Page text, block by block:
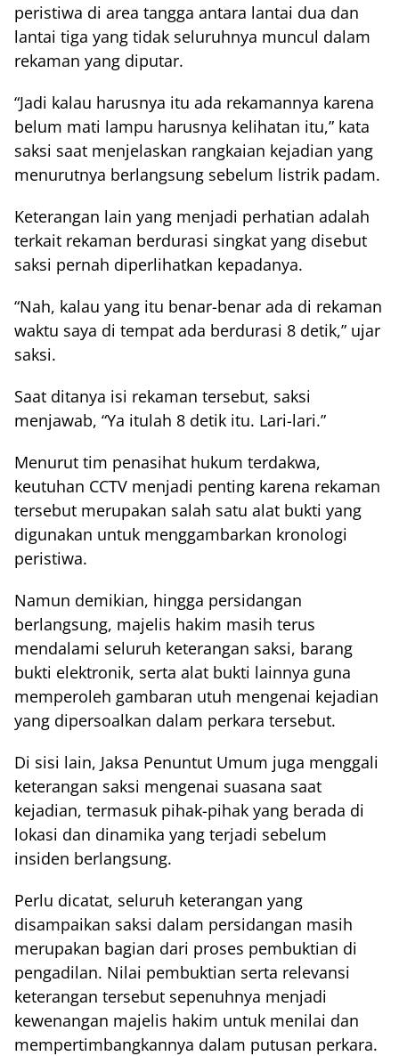
peristiwa di area tangga antara lantai dua dan
lantai tiga yang tidak seluruhnya muncul dalam
rekaman yang diputar.
“Jadi kalau harusnya itu ada rekamannya karena
belum mati lampu harusnya kelihatan itu,” kata
saksi saat menjelaskan rangkaian kejadian yang
menurutnya berlangsung sebelum listrik padam.
Keterangan lain yang menjadi perhatian adalah
terkait rekaman berdurasi singkat yang disebut
saksi pernah diperlihatkan kepadanya.
“Nah, kalau yang itu benar-benar ada di rekaman
waktu saya di tempat ada berdurasi 8 detik,” ujar
saksi.
Saat ditanya isi rekaman tersebut, saksi
menjawab, “Ya itulah 8 detik itu. Lari-lari.”
Menurut tim penasihat hukum terdakwa,
keutuhan CCTV menjadi penting karena rekaman
tersebut merupakan salah satu alat bukti yang
digunakan untuk menggambarkan kronologi
peristiwa.
Namun demikian, hingga persidangan
berlangsung, majelis hakim masih terus
mendalami seluruh keterangan saksi, barang
bukti elektronik, serta alat bukti lainnya guna
memperoleh gambaran utuh mengenai kejadian
yang dipersoalkan dalam perkara tersebut.
Di sisi lain, Jaksa Penuntut Umum juga menggali
keterangan saksi mengenai suasana saat
kejadian, termasuk pihak-pihak yang berada di
lokasi dan dinamika yang terjadi sebelum
insiden berlangsung.
Perlu dicatat, seluruh keterangan yang
disampaikan saksi dalam persidangan masih
merupakan bagian dari proses pembuktian di
pengadilan. Nilai pembuktian serta relevansi
keterangan tersebut sepenuhnya menjadi
kewenangan majelis hakim untuk menilai dan
mempertimbangkannya dalam putusan perkara.